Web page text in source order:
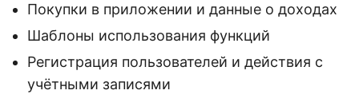
Покупки в приложении и данные о доходах
Шаблоны использования функций
Регистрация пользователей и действия с
учётными записями